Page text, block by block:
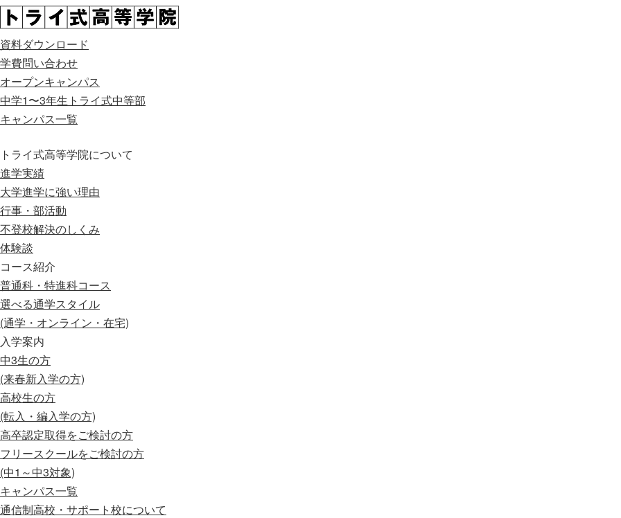
資料ダウンロード
学費問い合わせ
オープンキャンパス
中学1〜3年生 トライ式中等部
キャンパス一覧
トライ式高等学院について
進学実績
大学進学に強い理由
行事・部活動
不登校解決のしくみ
体験談
コース紹介
普通科・特進科コース
選べる通学スタイル
(通学・オンライン・在宅)
入学案内
中3生の方
(来春新入学の方)
高校生の方
(転入・編入学の方)
高卒認定取得をご検討の方
フリースクールをご検討の方
(中1～中3対象)
キャンパス一覧
通信制高校・サポート校について